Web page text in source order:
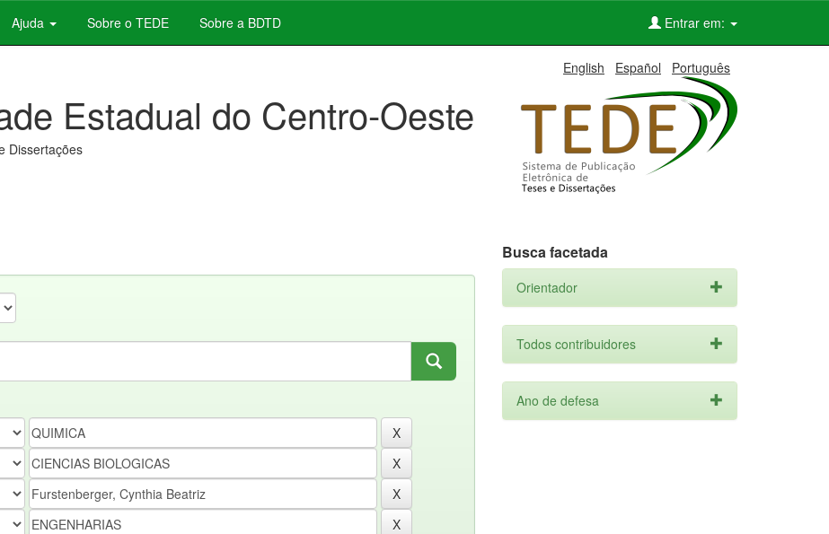
Ajuda Sobre o TEDE Sobre a BDTD Entrar em:
English Español Português
Estadual do Centro-Oeste
Dissertações
Busca facetada
Orientador
Todos contribuidores
Ano de defesa